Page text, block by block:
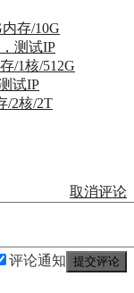
存/10G
测试IP
/1核/512G
试IP
/2核/2T
取消评论
提交评论
评论通知